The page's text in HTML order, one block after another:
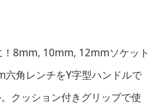
！8mm, 10mm, 12mmソケット
角レンチをY字型ハンドルで
クッション付きグリップで使